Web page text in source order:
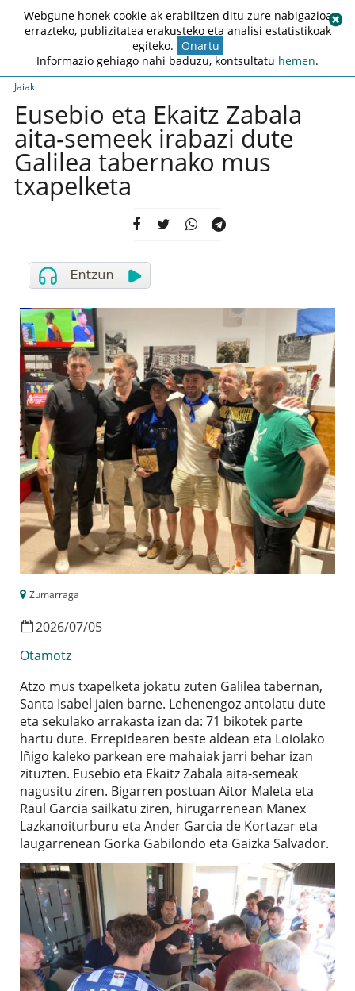
Jaiak
Eusebio eta Ekaitz Zabala
aita-semeek irabazi dute
Galilea tabernako mus
txapelketa
Zumarraga
2026/07/05
Otamotz
Atzo mus txapelketa jokatu zuten Galilea tabernan,
Santa Isabel jaien barne. Lehenengoz antolatu dute
eta sekulako arrakasta izan da: 71 bikotek parte
hartu dute. Errepidearen beste aldean eta Loiolako
Iñigo kaleko parkean ere mahaiak jarri behar izan
zituzten. Eusebio eta Ekaitz Zabala aita-semeak
nagusitu ziren. Bigarren postuan Aitor Maleta eta
Raul Garcia sailkatu ziren, hirugarrenean Manex
Lazkanoiturburu eta Ander Garcia de Kortazar eta
laugarrenean Gorka Gabilondo eta Gaizka Salvador.
Webgune honek cookie-ak erabiltzen ditu zure nabigazioa
errazteko, publizitatea erakusteko eta analisi estatistikoak
egiteko. Onartu
Informazio gehiago nahi baduzu, kontsultatu hemen.